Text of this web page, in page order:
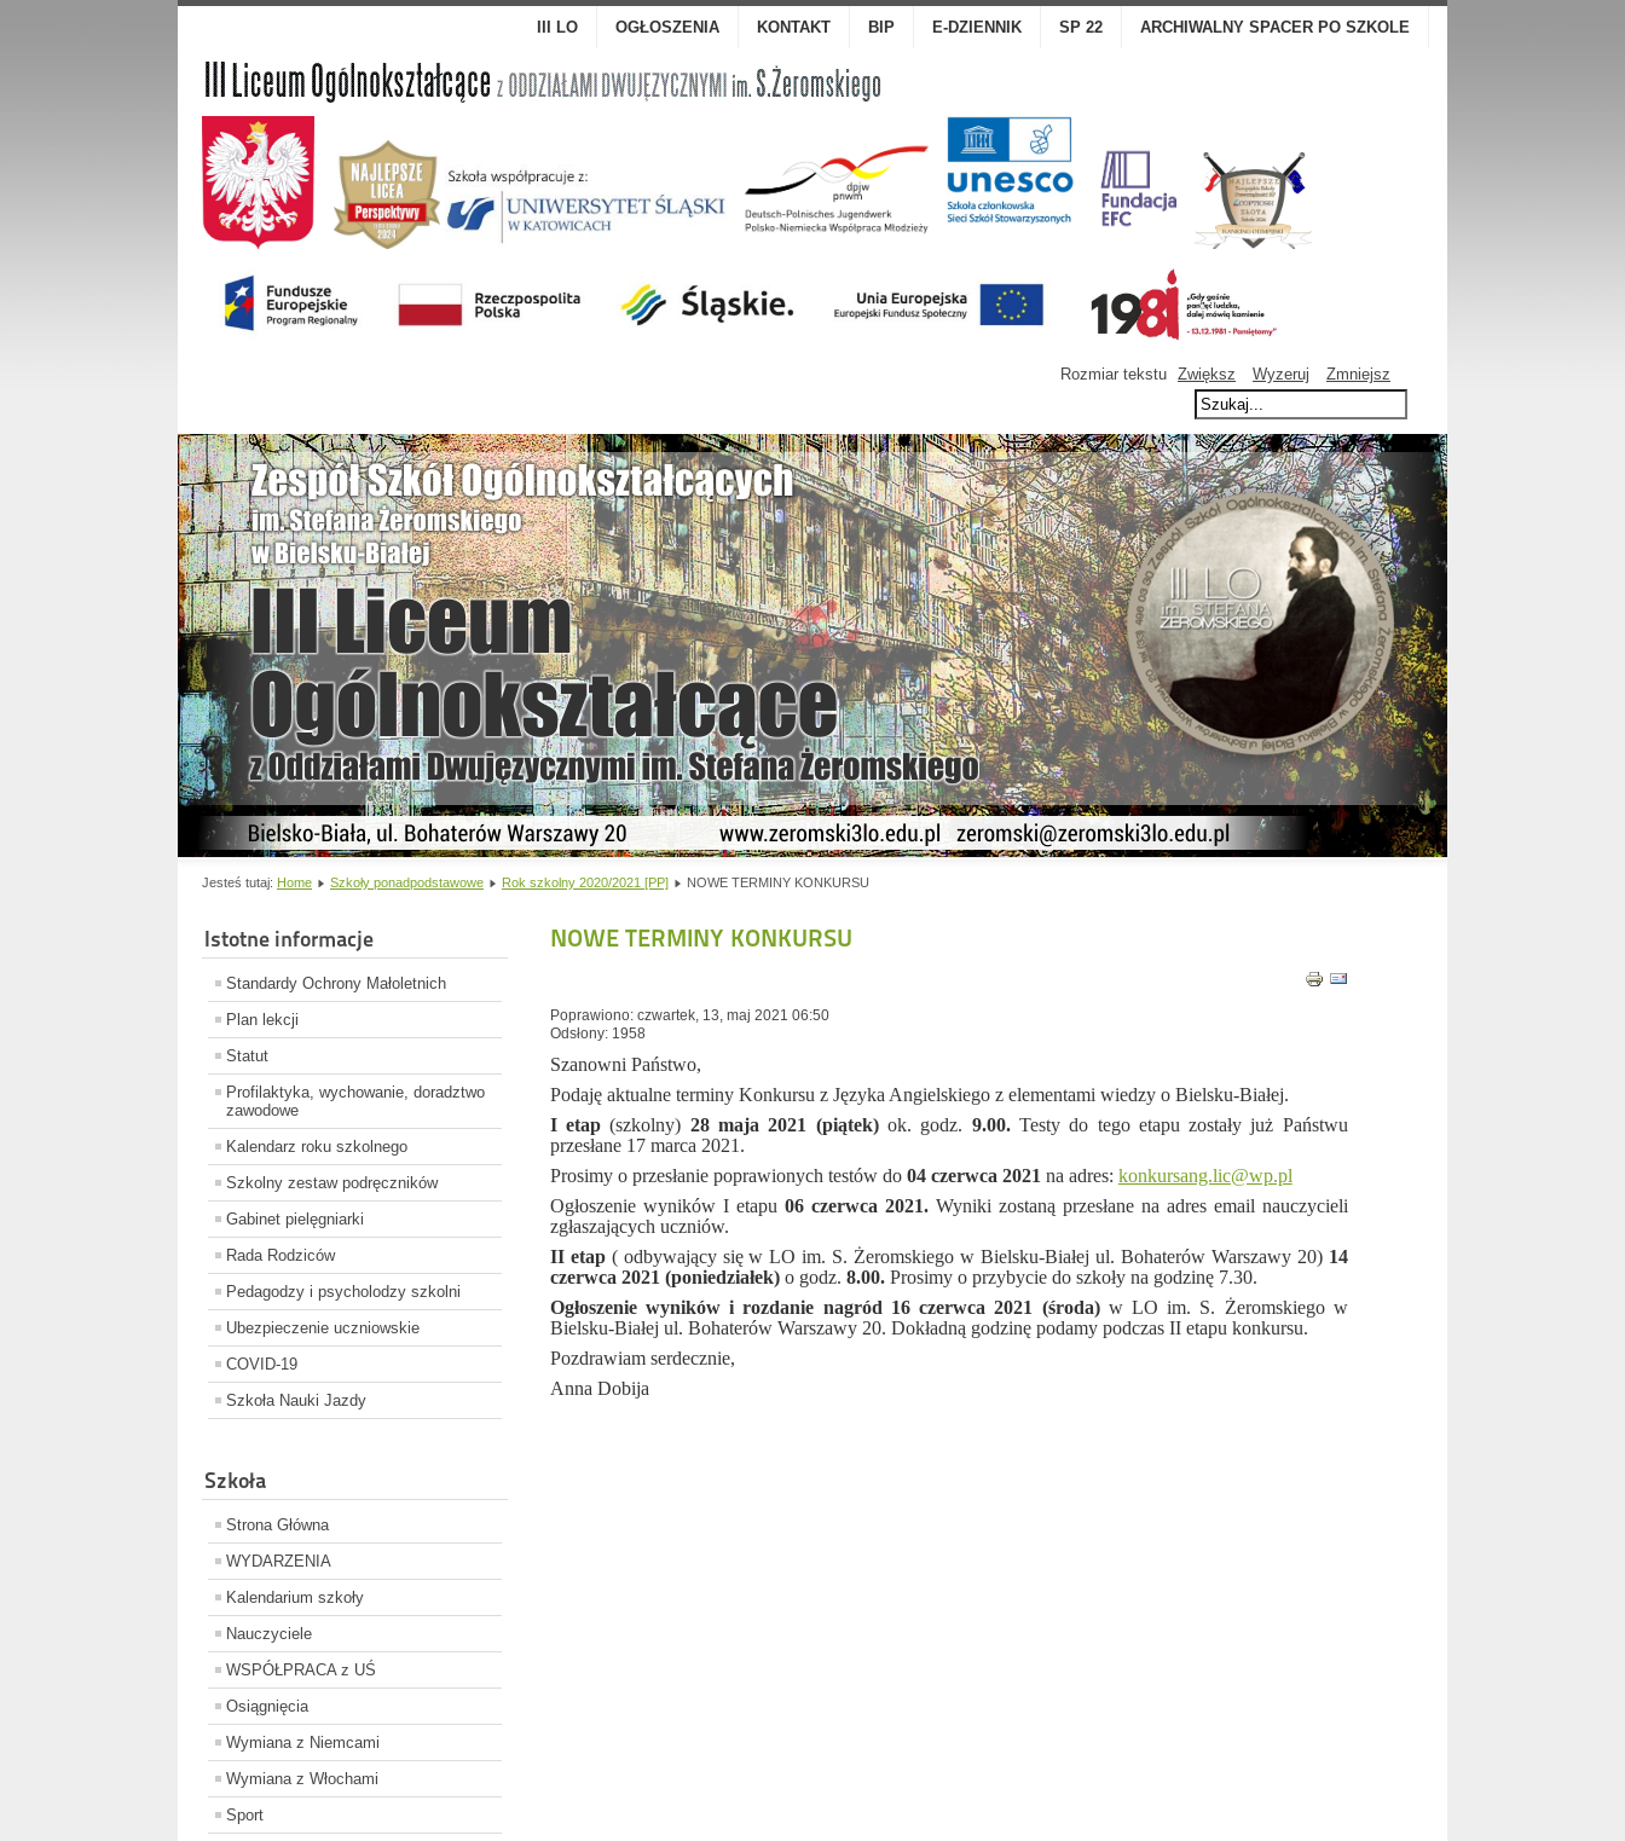
III LO OGŁOSZENIA KONTAKT BIP E-DZIENNIK SP 22 ARCHIWALNY SPACER PO SZKOLE
Rozmiar tekstu Zwiększ Wyzeruj Zmniejsz
Jesteś tutaj: Home Szkoły ponadpodstawowe Rok szkolny 2020/2021 [PP] NOWE TERMINY KONKURSU
Istotne informacje
Standardy Ochrony Małoletnich
Plan lekcji
Statut
Profilaktyka, wychowanie, doradztwo
zawodowe
Kalendarz roku szkolnego
Szkolny zestaw podręczników
Gabinet pielęgniarki
Rada Rodziców
Pedagodzy i psycholodzy szkolni
Ubezpieczenie uczniowskie
COVID-19
Szkoła Nauki Jazdy
Szkoła
Strona Główna
WYDARZENIA
Kalendarium szkoły
Nauczyciele
WSPÓŁPRACA z UŚ
Osiągnięcia
Wymiana z Niemcami
Wymiana z Włochami
Sport
NOWE TERMINY KONKURSU
Poprawiono: czwartek, 13, maj 2021 06:50
Odsłony: 1958
Szanowni Państwo,
Podaję aktualne terminy Konkursu z Języka Angielskiego z elementami wiedzy o Bielsku-Białej.
I etap(szkolny) 28 maja 2021 (piątek)ok. godz. 9.00. Testy do tego etapu zostały już Państwu
przesłane 17 marca 2021.
Prosimy o przesłanie poprawionych testów do 04 czerwca 2021 na adres: konkursang.lic@wp.pl
Ogłoszenie wyników I etapu 06 czerwca 2021. Wyniki zostaną przesłane na adres email nauczycieli
zgłaszających uczniów.
II etap ( odbywający się w LO im. S. Żeromskiego w Bielsku-Białej ul. Bohaterów Warszawy 20) 14
czerwca 2021 (poniedziałek) o godz. 8.00. Prosimy o przybycie do szkoły na godzinę 7.30.
Ogłoszenie wyników i rozdanie nagród 16 czerwca 2021 (środa) w LO im. S. Żeromskiego w
Bielsku-Białej ul. Bohaterów Warszawy 20. Dokładną godzinę podamy podczas II etapu konkursu.
Pozdrawiam serdecznie,
Anna Dobija